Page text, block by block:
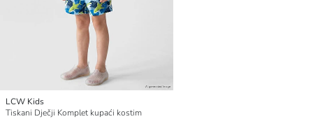
LCW Kids
Tiskani Dječji Komplet kupaći kostim